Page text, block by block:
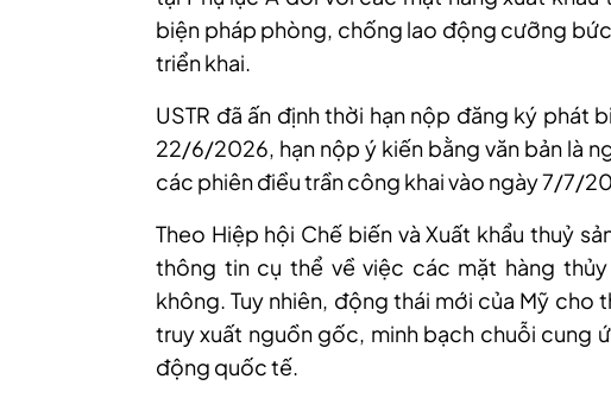
biện pháp phòng, chống lao động cưỡng
triển khai.
USTR đã ấn định thời hạn nộp đăng ký phát
22/6/2026, hạn nộp ý kiến bằng văn bản là
các phiên điều trần công khai vào ngày 7/7/
Theo Hiệp hội Chế biến và Xuất khẩu thuỷ
thông tin cụ thể về việc các mặt hàng
không. Tuy nhiên, động thái mới của Mỹ cho
truy xuất nguồn gốc, minh bạch chuỗi cung
động quốc tế.